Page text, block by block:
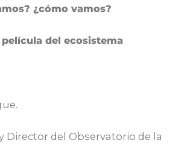
¿cómo vamos?
del ecosistema
Director del Observatorio de la